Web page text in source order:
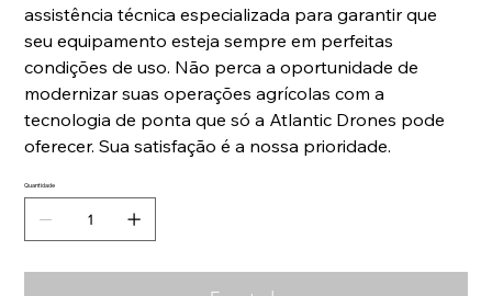
assistência técnica especializada para garantir que
seu equipamento esteja sempre em perfeitas
condições de uso. Não perca a oportunidade de
modernizar suas operações agrícolas com a
tecnologia de ponta que só a Atlantic Drones pode
oferecer. Sua satisfação é a nossa prioridade.
Quantidade